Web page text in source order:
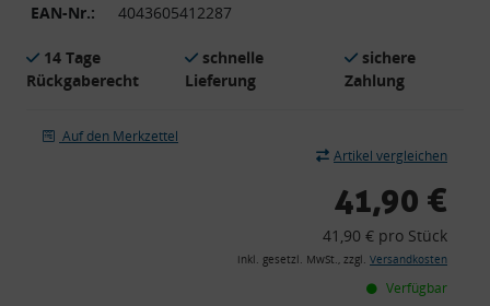
EAN-Nr.:
4043605412287
14 Tage
Rückgaberecht
schnelle
Lieferung
sichere
Zahlung
Auf den Merkzettel
Artikel vergleichen
41,90 €
41,90 € pro Stück
inkl. gesetzl. MwSt., zzgl. Versandkosten
Verfügbar